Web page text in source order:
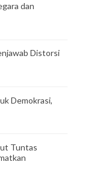
dan
Distorsi
Demokrasi,
Tuntas